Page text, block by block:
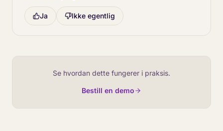
Ja Ikke egentlig
Se hvordan dette fungerer i praksis.
Bestill en demo